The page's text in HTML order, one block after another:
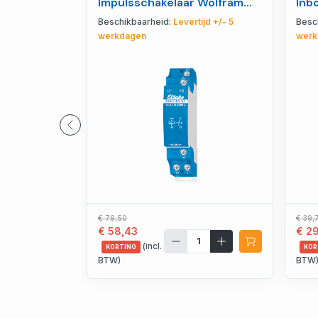
voorijlend 1NO 16A -
21100801
Beschikbaarheid: Levertijd +/- 5
werkdagen
€ 79,50
€ 58,43
KORTING
(incl.
BTW)
-
€
€
BTW)